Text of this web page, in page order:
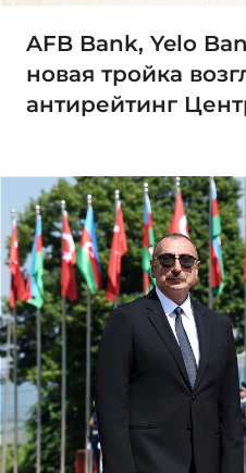
AFB Bank, Yelo
новая тройка
антирейтинг